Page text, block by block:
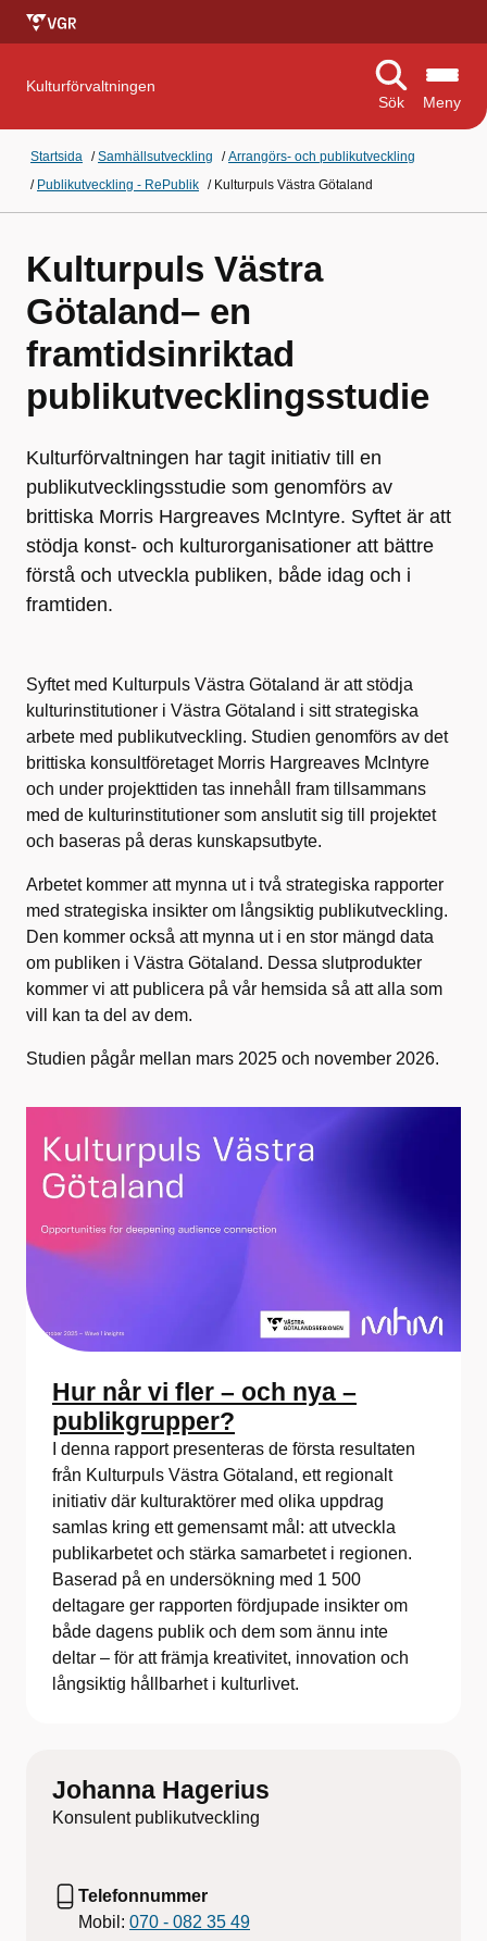
Kulturförvaltningen
Sök
Meny
Startsida /Samhällsutveckling /Arrangörs- och publikutveckling
/ Publikutveckling - RePublik / Kulturpuls Västra Götaland
Kulturpuls Västra
Götaland– en
framtidsinriktad
publikutvecklingsstudie
Kulturförvaltningen har tagit initiativ till en
publikutvecklingsstudie som genomförs av
brittiska Morris Hargreaves McIntyre. Syftet är att
stödja konst- och kulturorganisationer att bättre
förstå och utveckla publiken, både idag och i
framtiden.
Syftet med Kulturpuls Västra Götaland är att stödja
kulturinstitutioner i Västra Götaland i sitt strategiska
arbete med publikutveckling. Studien genomförs av det
brittiska konsultföretaget Morris Hargreaves McIntyre
och under projekttiden tas innehåll fram tillsammans
med de kulturinstitutioner som anslutit sig till projektet
och baseras på deras kunskapsutbyte.
Arbetet kommer att mynna ut i två strategiska rapporter
med strategiska insikter om långsiktig publikutveckling.
Den kommer också att mynna ut i en stor mängd data
om publiken i Västra Götaland. Dessa slutprodukter
kommer vi att publicera på vår hemsida så att alla som
vill kan ta del av dem.
Studien pågår mellan mars 2025 och november 2026.
Hur når vi fler – och nya –
publikgrupper?
I denna rapport presenteras de första resultaten
från Kulturpuls Västra Götaland, ett regionalt
initiativ där kulturaktörer med olika uppdrag
samlas kring ett gemensamt mål: att utveckla
publikarbetet och stärka samarbetet i regionen.
Baserad på en undersökning med 1 500
deltagare ger rapporten fördjupade insikter om
både dagens publik och dem som ännu inte
deltar – för att främja kreativitet, innovation och
långsiktig hållbarhet i kulturlivet.
Johanna Hagerius
Konsulent publikutveckling
Telefonnummer
Mobil: 070 - 082 35 49